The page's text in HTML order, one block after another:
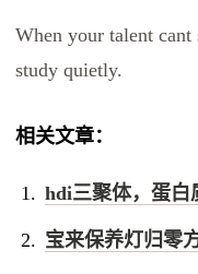
When your talent
study quietly.
相关文章：
hdi三聚体，蛋白
宝来保养灯归零